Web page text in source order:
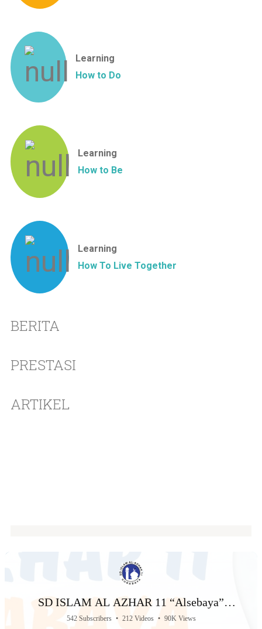
Learning
How to Do
Learning
How to Be
Learning
How To Live Together
BERITA
PRESTASI
ARTIKEL
SD ISLAM AL AZHAR 11 “Alsebaya”
Surabaya
542 Subscribers • 212 Videos • 90K Views